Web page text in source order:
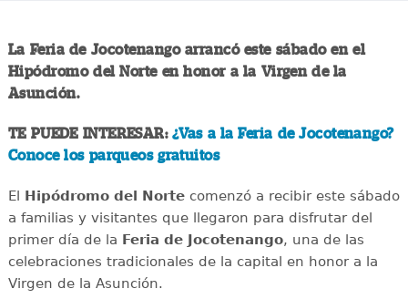
La Feria de Jocotenango arrancó este sábado en el
Hipódromo del Norte en honor a la Virgen de la
Asunción.
TE PUEDE INTERESAR:¿Vas a la Feria de Jocotenango?
Conoce los parqueos gratuitos
El Hipódromo del Nortecomenzó a recibir este sábado
a familias y visitantes que llegaron para disfrutar del
primer día de la Feria de Jocotenango, una de las
celebraciones tradicionales de la capital en honor a la
Virgen de la Asunción.